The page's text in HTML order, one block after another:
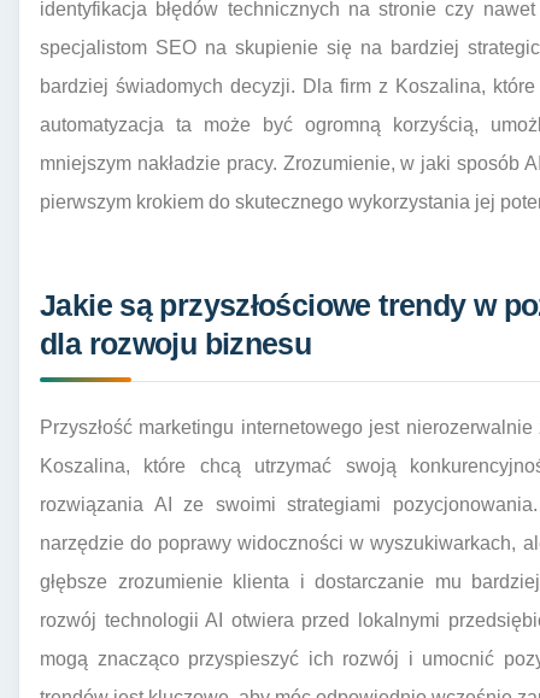
identyfikacja błędów technicznych na stronie czy
specjalistom SEO na skupienie się na bardziej
bardziej świadomych decyzji. Dla firm z Koszalina,
automatyzacja ta może być ogromną korzyścią,
mniejszym nakładzie pracy. Zrozumienie, w jaki sposób
pierwszym krokiem do skutecznego wykorzystania jej
Jakie są przyszłościowe trendy w
dla rozwoju biznesu
Przyszłość marketingu internetowego jest
Koszalina, które chcą utrzymać swoją
rozwiązania AI ze swoimi strategiami
narzędzie do poprawy widoczności w wyszukiwarkach,
głębsze zrozumienie klienta i dostarczanie mu
rozwój technologii AI otwiera przed lokalnymi
mogą znacząco przyspieszyć ich rozwój i umocnić